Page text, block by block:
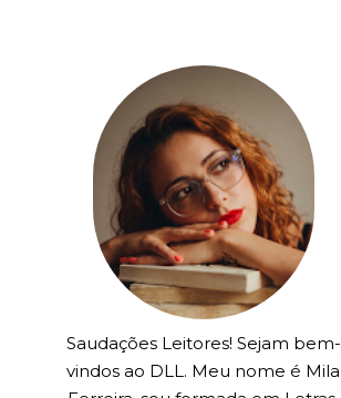
Saudações Leitores! Sejam bem-
vindos ao DLL. Meu nome é Mila